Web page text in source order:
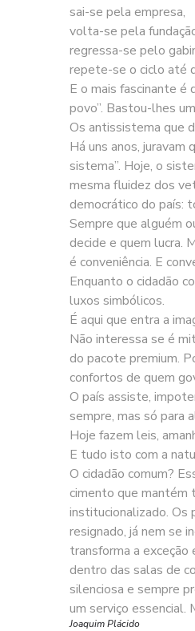
sai-se pela empresa,
volta-se pela
regressa-se pelo
repete-se o ciclo até
E o mais fascinante é
povo”. Bastou-lhes
Os antissistema que
Há uns anos, juravam
sistema”. Hoje, o
mesma fluidez dos
democrático do país:
Sempre que alguém
decide e quem lucra.
é conveniência. E
Enquanto o cidadão
luxos simbólicos.
É aqui que entra a
Não interessa se é
do pacote premium.
confortos de quem
O país assiste,
sempre, mas só para
Hoje fazem leis,
E tudo isto com a
O cidadão comum?
cimento que mantém
institucionalizado. Os
resignado, já nem se
transforma a exceção
dentro das salas de
silenciosa e sempre
um serviço essencial.
Joaquim Plácido